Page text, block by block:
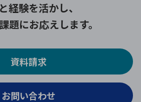
経験を活かし、
題にお応えします。
資料請求
お問い合わせ